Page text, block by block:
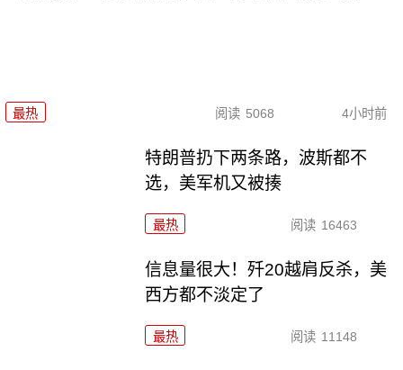
最热 阅读 5068 4小时前
特朗普扔下两条路，波斯都不
选，美军机又被揍
最热 阅读 16463
信息量很大！歼20越肩反杀，美
西方都不淡定了
最热 阅读 11148